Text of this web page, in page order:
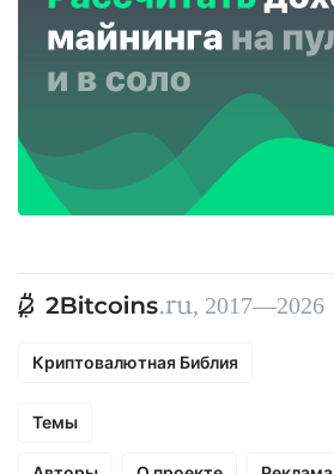
, 2017—2026
Криптовалютная Библия
Темы